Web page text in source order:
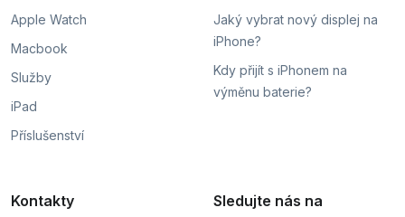
Apple Watch
Macbook
Služby
iPad
Příslušenství
Jaký vybrat nový displej na
iPhone?
Kdy přijít s iPhonem na
výměnu baterie?
Kontakty Sledujte nás na